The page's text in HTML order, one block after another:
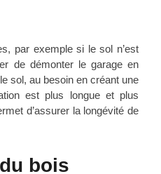
par exemple si le sol n’est
de démonter le garage en
sol, au besoin en créant une
est plus longue et plus
d’assurer la longévité de
bois